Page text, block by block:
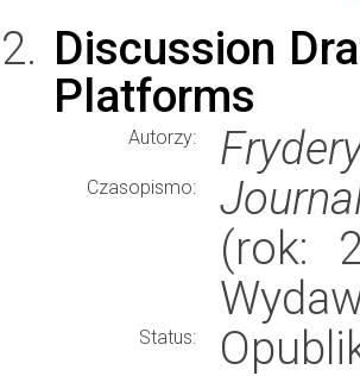
Discussion
Platforms
Autorzy:
Czasopismo:
(rok:
Status: